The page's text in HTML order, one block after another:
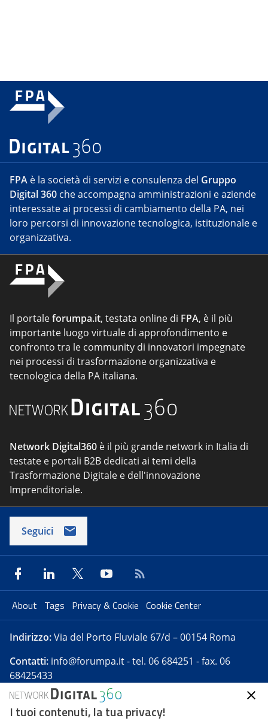
FPA è la società di servizi e consulenza del Gruppo
Digital 360 che accompagna amministrazioni e aziende
interessate ai processi di cambiamento della PA, nei
loro percorsi di innovazione tecnologica, istituzionale e
organizzativa.
Il portaleforumpa.it, testata online di FPA, è il più
importante luogo virtuale di approfondimento e
confronto tra le community di innovatori impegnate
nei processi di trasformazione organizzativa e
tecnologica della PA italiana.
Network Digital360 è il più grande network in Italia di
testate e portali B2B dedicati ai temi della
Trasformazione Digitale e dell'innovazione
Imprenditoriale.
Seguici
About Tags Privacy & Cookie Cookie Center
Indirizzo:Via del Porto Fluviale 67/d – 00154 Roma
Contatti: info@forumpa.it- tel. 06 684251 - fax. 06
68425433
Forumpa.itè una pubblicazione telematica iscritta
I tuoi contenuti, la tua privacy!